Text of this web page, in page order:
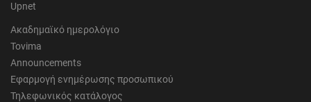
Upnet
Ακαδημαϊκό ημερολόγιο
Tovima
Announcements
Εφαρμογή ενημέρωσης προσωπικού
Τηλεφωνικός κατάλογος